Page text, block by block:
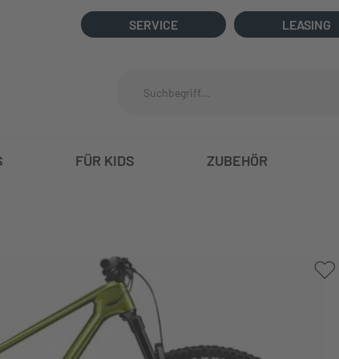
SERVICE LEASING
FÜR KIDS ZUBEHÖR